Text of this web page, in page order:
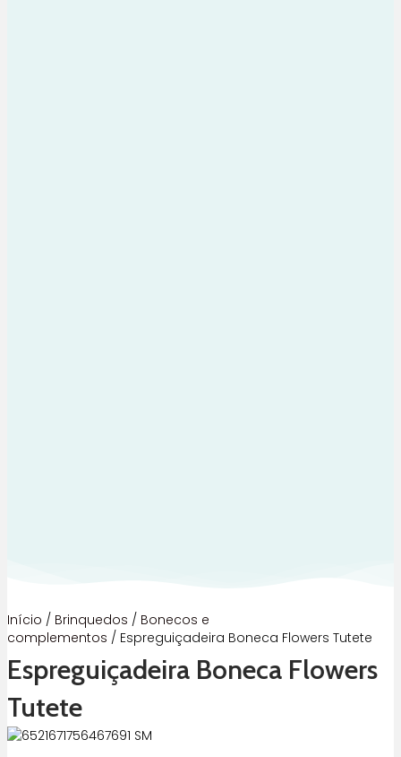
Início / Brinquedos / Bonecos e
complementos / Espreguiçadeira Boneca Flowers Tutete
Espreguiçadeira Boneca Flowers
Tutete